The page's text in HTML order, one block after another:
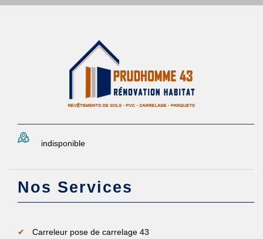
indisponible
Nos Services
Carreleur pose de carrelage 43